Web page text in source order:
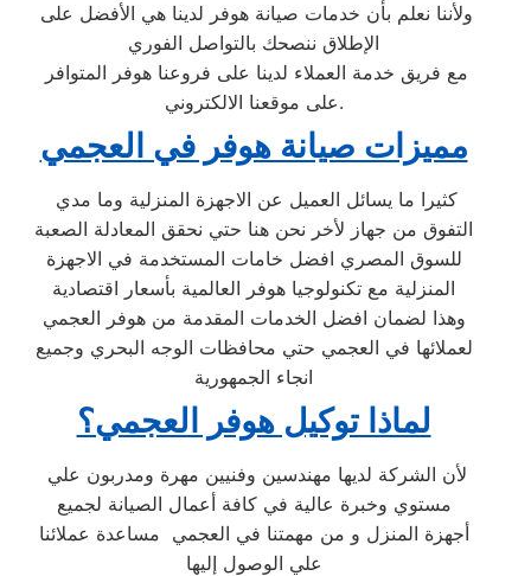
الإطلاق ننصحك بالتواصل الفوري
على موقعنا الالكتروني.
مميزات صيانة هوفر في العجمي
التفوق من جهاز لأخر نحن هنا حتي نحقق المعادلة الصعبة
للسوق المصري افضل خامات المستخدمة في الاجهزة
المنزلية مع تكنولوجيا هوفر العالمية بأسعار اقتصادية
وهذا لضمان افضل الخدمات المقدمة من هوفر العجمي
لعملائها في العجمي حتي محافظات الوجه البحري وجميع
انجاء الجمهورية
لماذا توكيل هوفر العجمي؟
مستوي وخبرة عالية في كافة أعمال الصيانة لجميع
أجهزة المنزل و من مهمتنا في العجمي مساعدة عملائنا
علي الوصول إليها